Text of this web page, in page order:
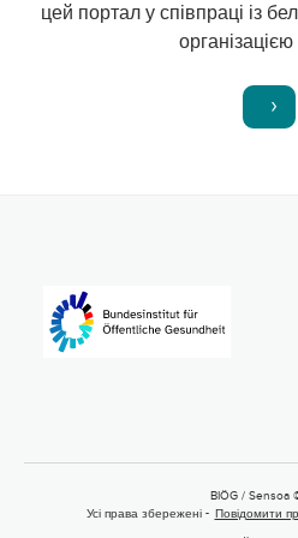
цей портал у співпраці із
BIÖG / Sensoa
Усі права збережені
Повідомити